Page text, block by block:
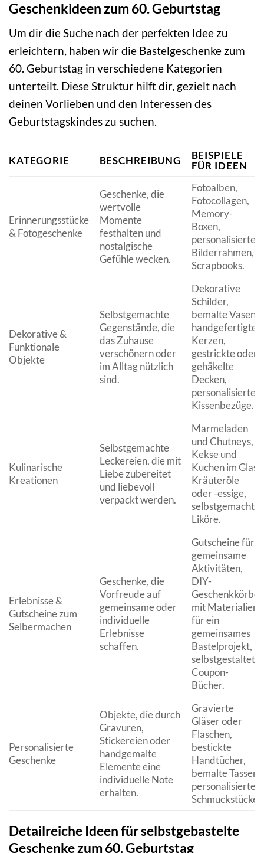
Geschenkideen zum 60. Geburtstag
Um dir die Suche nach der perfekten Idee zu
erleichtern, haben wir die Bastelgeschenke zum
60. Geburtstag in verschiedene Kategorien
unterteilt. Diese Struktur hilft dir, gezielt nach
deinen Vorlieben und den Interessen des
Geburtstagskindes zu suchen.
KATEGORIE BESCHREIBUNG
BEISPIELE
FÜR IDEEN
Erinnerungsstücke
& Fotogeschenke
Geschenke, die
wertvolle
Momente
festhalten und
nostalgische
Gefühle wecken.
Fotoalben,
Fotocollagen,
Memory-
Boxen,
personalisierte
Bilderrahmen,
Scrapbooks.
Dekorative &
Funktionale
Objekte
Selbstgemachte
Gegenstände, die
das Zuhause
verschönern oder
im Alltag nützlich
sind.
Dekorative
Schilder,
bemalte Vasen,
handgefertigte
Kerzen,
gestrickte oder
gehäkelte
Decken,
personalisierte
Kissenbezüge.
Kulinarische
Kreationen
Selbstgemachte
Leckereien, die mit
Liebe zubereitet
und liebevoll
verpackt werden.
Marmeladen
und Chutneys,
Kekse und
Kuchen im Glas,
Kräuteröle
oder -essige,
selbstgemachte
Liköre.
Erlebnisse &
Gutscheine zum
Selbermachen
Geschenke, die
Vorfreude auf
gemeinsame oder
individuelle
Erlebnisse
schaffen.
Gutscheine für
gemeinsame
Aktivitäten,
DIY-
Geschenkkörbe
mit Materialien
für ein
gemeinsames
Bastelprojekt,
selbstgestaltete
Coupon-
Bücher.
Personalisierte
Geschenke
Objekte, die durch
Gravuren,
Stickereien oder
handgemalte
Elemente eine
individuelle Note
erhalten.
Gravierte
Gläser oder
Flaschen,
bestickte
Handtücher,
bemalte Tassen,
personalisierte
Schmuckstücke.
Detailreiche Ideen für selbstgebastelte
Geschenke zum 60. Geburtstag